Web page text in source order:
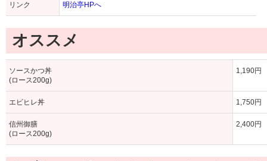
リンク 明治亭HPへ
オススメ
ソースかつ丼
(ロース200g)
1,190円
エビヒレ丼 1,750円
信州御膳
(ロース200g)
2,400円